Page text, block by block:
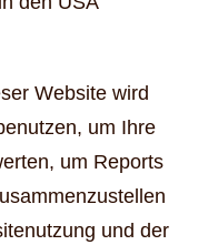
Website wird
um Ihre
um Reports
und der